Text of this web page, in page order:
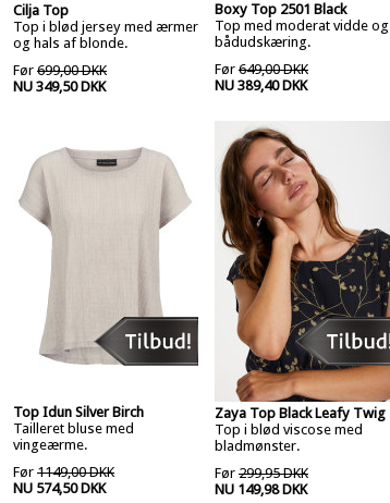
Cilja Top
Top i blød jersey med ærmer
og hals af blonde.
Før 699,00 DKK
NU 349,50 DKK
Boxy Top 2501 Black
Top med moderat vidde og
bådudskæring.
Før 649,00 DKK
NU 389,40 DKK
Top Idun Silver Birch
Tailleret bluse med
vingeærme.
Før 1149,00 DKK
NU 574,50 DKK
Zaya Top Black Leafy Twig
Top i blød viscose med
bladmønster.
Før 299,95 DKK
NU 149,98 DKK